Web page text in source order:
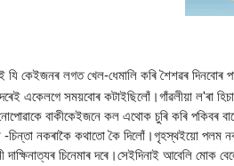
যি কেইজনৰ লগত খেল-ধেমালি কৰি শৈশৱৰ দিনবোৰ
একেলগে সময়বোৰ কটাইছিলোঁ‌।গাঁৱলীয়া ল'ৰা
বাকীকেইজনে কল এথোক চুৰি কৰি পকিবৰ
-চিন্তা নকৰাকৈ কথাতো কৈ দিলোঁ‌।গৃহস্থইয়ো পলম
দাক্ষিনাত্যৰ চিনেমাৰ দৰে।সেইদিনাই আবেলি